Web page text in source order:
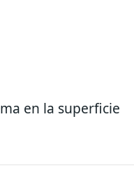
en la superficie